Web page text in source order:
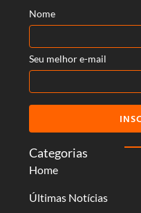
Categorias
Home
Últimas Notícias
Nome
Seu melhor e-mail